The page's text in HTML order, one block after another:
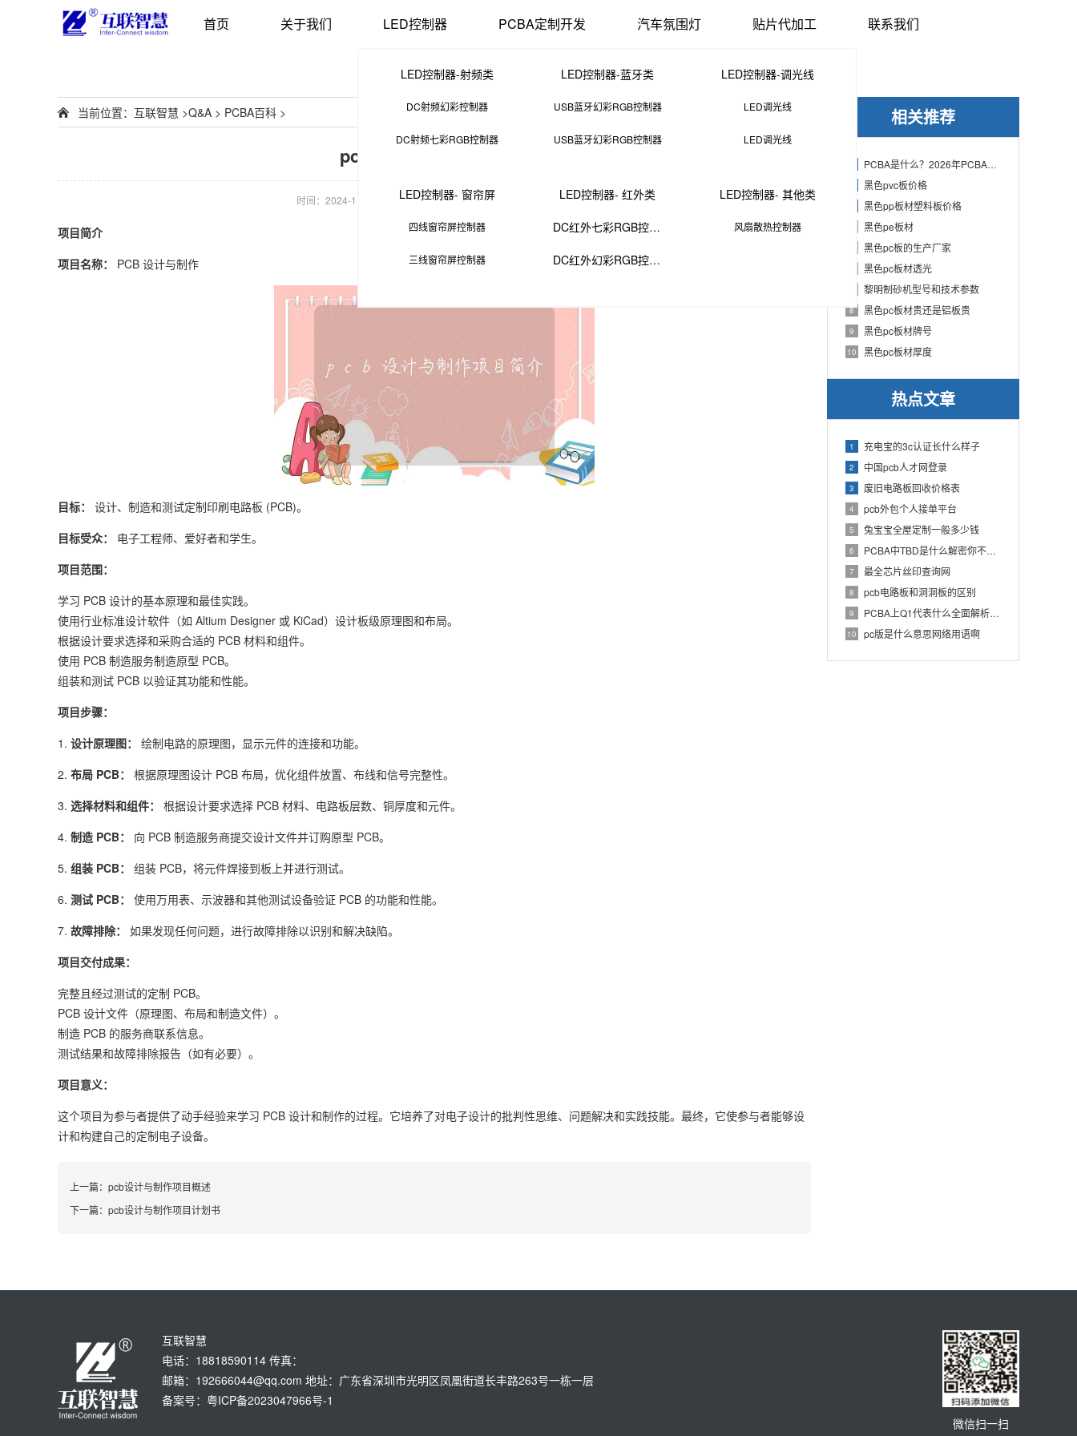
首页 关于我们 LED控制器
LED控制器-射频类
DC射频幻彩控制器
DC射频七彩RGB控制器
LED控制器-蓝牙类
USB蓝牙幻彩RGB控制器
USB蓝牙幻彩RGB控制器
LED控制器-调光线
LED调光线
LED调光线
LED控制器- 窗帘屏
四线窗帘屏控制器
三线窗帘屏控制器
LED控制器- 红外类
DC红外七彩RGB控制器
DC红外幻彩RGB控制器
LED控制器- 其他类
风扇散热控制器
PCBA定制开发 汽车氛围灯 贴片代加工 联系我们
相关推荐
PCBA是什么？2026年PCBA制造与代工指南：专业方案、流程与应用
黑色pvc板价格
黑色pp板材塑料板价格
黑色pe板材
黑色pc板的生产厂家
黑色pc板材透光
黎明制砂机型号和技术参数
8 黑色pc板材贵还是铝板贵
9 黑色pc板材牌号
10 黑色pc板材厚度
热点文章
1 充电宝的3c认证长什么样子
2 中国pcb人才网登录
3 废旧电路板回收价格表
4 pcb外包个人接单平台
5 兔宝宝全屋定制一般多少钱
6 PCBA中TBD是什么解密你不知道的电子行业术语
7 最全芯片丝印查询网
8 pcb电路板和洞洞板的区别
9 PCBA上Q1代表什么全面解析PCB电路板中Q1的作用
10 pc版是什么意思网络用语啊
当前位置： 互联智慧 >Q&A > PCBA百科 >
pcb设计与制作项目简介
时间：2024-11-12 12:26:49 来源：PCBA 次
项目简介
项目名称：
PCB 设计与制作
目标：
设计、制造和测试定制印刷电路板 (PCB)。
目标受众：
电子工程师、爱好者和学生。
项目范围：
学习 PCB 设计的基本原理和最佳实践。
使用行业标准设计软件（如 Altium Designer 或 KiCad）设计板级原理图和布局。
根据设计要求选择和采购合适的 PCB 材料和组件。
使用 PCB 制造服务制造原型 PCB。
组装和测试 PCB 以验证其功能和性能。
项目步骤：
1. 设计原理图：
绘制电路的原理图，显示元件的连接和功能。
2. 布局 PCB：
根据原理图设计 PCB 布局，优化组件放置、布线和信号完整性。
3. 选择材料和组件：
根据设计要求选择 PCB 材料、电路板层数、铜厚度和元件。
4. 制造 PCB：
向 PCB 制造服务商提交设计文件并订购原型 PCB。
5. 组装 PCB：
组装 PCB，将元件焊接到板上并进行测试。
6. 测试 PCB：
使用万用表、示波器和其他测试设备验证 PCB 的功能和性能。
7. 故障排除：
如果发现任何问题，进行故障排除以识别和解决缺陷。
项目交付成果：
完整且经过测试的定制 PCB。
PCB 设计文件（原理图、布局和制造文件）。
制造 PCB 的服务商联系信息。
测试结果和故障排除报告（如有必要）。
项目意义：
这个项目为参与者提供了动手经验来学习 PCB 设计和制作的过程。它培养了对电子设计的批判性思维、问题解决和实践技能。最终，它使参与者能够设
计和构建自己的定制电子设备。
上一篇： pcb设计与制作项目概述
下一篇： pcb设计与制作项目计划书
微信扫一扫
互联智慧
电话：18818590114 传真：
邮箱：192666044@qq.com 地址：广东省深圳市光明区凤凰街道长丰路263号一栋一层
备案号：粤ICP备2023047966号-1